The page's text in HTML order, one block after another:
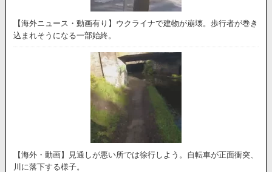
【海外ニュース・動画有り】ウクライナで建物が崩壊。歩行者が巻き
込まれそうになる一部始終。
【海外・動画】見通しが悪い所では徐行しよう。自転車が正面衝突、
川に落下する様子。